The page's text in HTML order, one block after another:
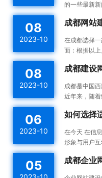
的一些最新
计：...
08
2023-10
成都网站
在成都选择
面：根据以
公司进...
08
2023-10
成都建设
成都是中国
近年来，随
引更...
06
2023-10
如何选择
在今天 在信
形象与用户
所以...
05 成都企业